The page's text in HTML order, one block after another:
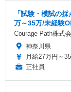
「試験・模試の
万～35万/未経験
Courage Path株式
神奈川県
月給27万円～
正社員